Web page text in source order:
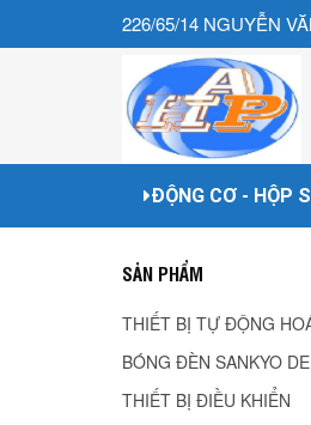
226/65/14 NGUYỄN
ĐỘNG CƠ - HỘP
SẢN PHẨM
THIẾT BỊ TỰ ĐỘNG
BÓNG ĐÈN SANKYO
THIẾT BỊ ĐIỀU KHIỂN